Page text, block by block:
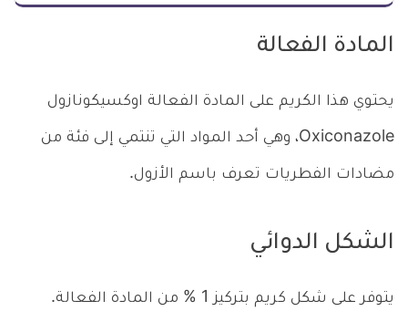
المادة الفعالة
يحتوي هذا الكريم على المادة الفعالة اوكسيكونازول
Oxiconazole، وهي أحد المواد التي تنتمي إلى فئة من
مضادات الفطريات تعرف باسم الأزول.
الشكل الدوائي
يتوفر على شكل كريم بتركيز 1 % من المادة الفعالة.